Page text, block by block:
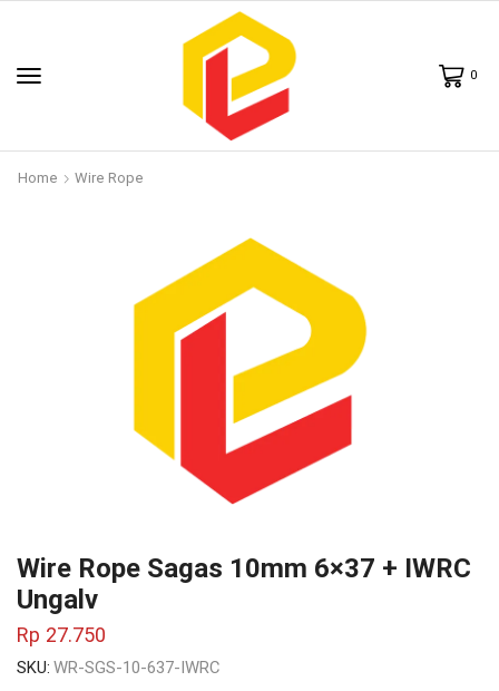
0
Home Wire Rope
Wire Rope Sagas 10mm 6×37 + IWRC
Ungalv
Rp 27.750
SKU: WR-SGS-10-637-IWRC